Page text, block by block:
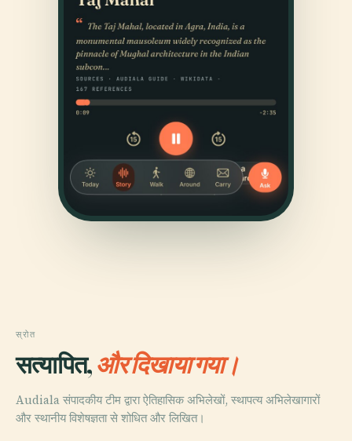
स्रोत
सत्यापित,और दिखाया गया।
Audiala संपादकीय टीम द्वारा ऐतिहासिक अभिलेखों, स्थापत्य अभिलेखागारों
और स्थानीय विशेषज्ञता से शोधित और लिखित।